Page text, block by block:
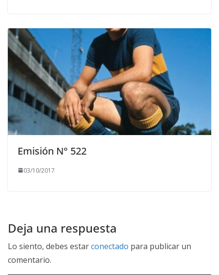
Emisión N° 522
03/10/2017
Deja una respuesta
Lo siento, debes estarconectado para publicar un
comentario.